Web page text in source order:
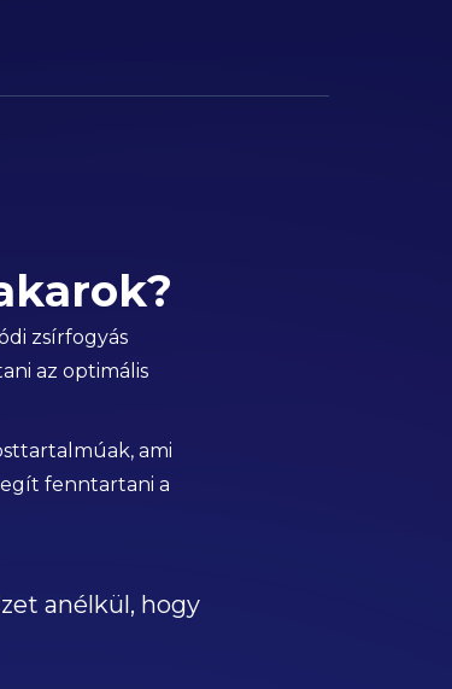
zsírfogyás
az optimális
ami
fenntartani a
anélkül, hogy